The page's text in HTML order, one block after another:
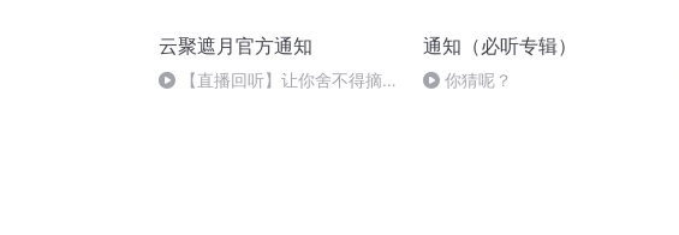
云聚遮月官方通知
【直播回听】让你舍不得摘耳
通知（必听专辑）
你猜呢？